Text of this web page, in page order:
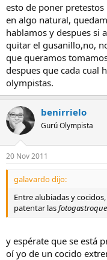
esto de poner
en algo natural,
hablamos y despues si
quitar el gusanillo,no,
que queramos
despues que cada cual
olympistas.
benirrielo
Gurú Olympista
20 Nov 2011
galavardo dijo:
Entre alubiadas y
patentar las
y espérate que se está
oí yo de un cocido